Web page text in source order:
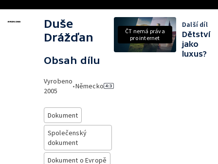
Duše
Drážďan
Obsah dílu
Vyrobeno
2005
•Německo
Dokument
Společenský
dokument
Dokument o Evropě
ČT nemá práva
pro internet
Další díl
Dětství
jako
luxus?